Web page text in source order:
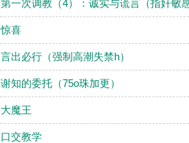
第一次调教（4）：诚实与谎言（指奸敏
惊喜
言出必行（强制高潮失禁h）
谢知的委托（75o珠加更）
大魔王
口交教学